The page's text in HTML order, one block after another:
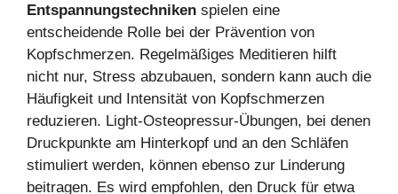
Entspannungstechniken spielen eine
entscheidende Rolle bei der Prävention von
Kopfschmerzen. Regelmäßiges Meditieren hilft
nicht nur, Stress abzubauen, sondern kann auch die
Häufigkeit und Intensität von Kopfschmerzen
reduzieren. Light-Osteopressur-Übungen, bei denen
Druckpunkte am Hinterkopf und an den Schläfen
stimuliert werden, können ebenso zur Linderung
beitragen. Es wird empfohlen, den Druck für etwa